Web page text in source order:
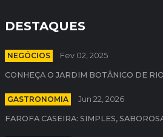
DESTAQUES
NEGÓCIOS Fev 02, 2025
CONHEÇA O JARDIM BOTÂNICO DE
GASTRONOMIA Jun 22, 2026
FAROFA CASEIRA: SIMPLES,